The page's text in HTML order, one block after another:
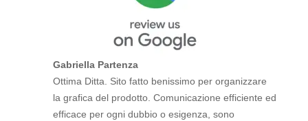
Gabriella Partenza
Ottima Ditta. Sito fatto benissimo per organizzare
la grafica del prodotto. Comunicazione efficiente ed
efficace per ogni dubbio o esigenza, sono